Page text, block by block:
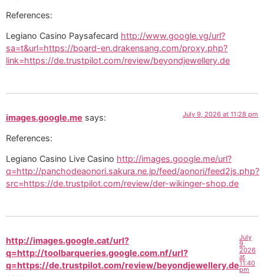
References:
Legiano Casino Paysafecard http://www.google.vg/url?
sa=t&url=https://board-en.drakensang.com/proxy.php?
link=https://de.trustpilot.com/review/beyondjewellery.de
images.google.me says: July 9, 2026 at 11:28 pm
References:
Legiano Casino Live Casino http://images.google.me/url?
q=http://panchodeaonori.sakura.ne.jp/feed/aonori/feed2js.php?
src=https://de.trustpilot.com/review/der-wikinger-shop.de
http://images.google.cat/url?
q=http://toolbarqueries.google.com.nf/url?
q=https://de.trustpilot.com/review/beyondjewellery.de
July
9,
2026
at
11:40
pm